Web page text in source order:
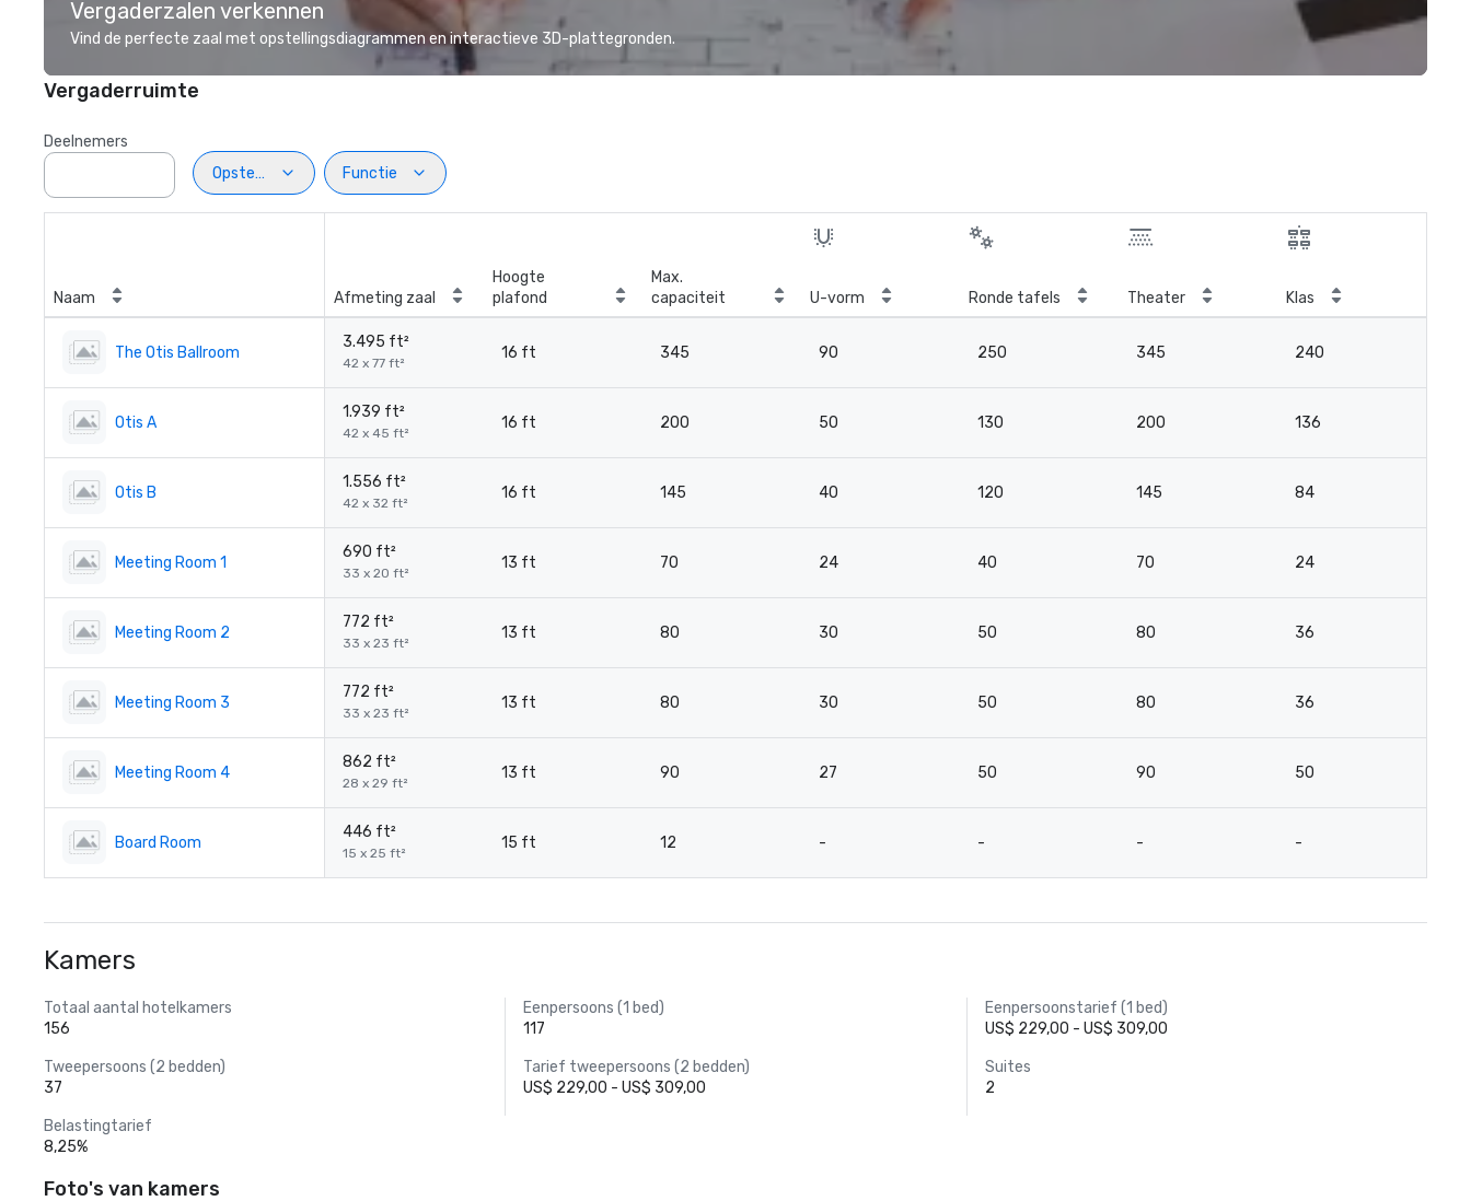
Vergaderzalen verkennen
Vind de perfecte zaal met opstellingsdiagrammen en interactieve 3D-plattegronden.
Vergaderruimte
Deelnemers
Opstelling
Functie
Naam Afmeting zaal
Hoogte
plafond
Max.
capaciteit
U-vorm Ronde tafels Theater Klas
The Otis Ballroom
3.495 ft²
42 x 77 ft²
16 ft 345 90 250 345 240
Otis A
1.939 ft²
42 x 45 ft²
16 ft 200 50 130 200 136
Otis B
1.556 ft²
42 x 32 ft²
16 ft 145 40 120 145 84
Meeting Room 1
690 ft²
33 x 20 ft²
13 ft 70 24 40 70 24
Meeting Room 2
772 ft²
33 x 23 ft²
13 ft 80 30 50 80 36
Meeting Room 3
772 ft²
33 x 23 ft²
13 ft 80 30 50 80 36
Meeting Room 4
862 ft²
28 x 29 ft²
13 ft 90 27 50 90 50
Board Room
446 ft²
15 x 25 ft²
15 ft 12 - - - -
Kamers
Totaal aantal hotelkamers
156
Eenpersoons (1 bed)
117
Eenpersoonstarief (1 bed)
US$ 229,00 - US$ 309,00
Tweepersoons (2 bedden)
37
Tarief tweepersoons (2 bedden)
US$ 229,00 - US$ 309,00
Suites
2
Belastingtarief
8,25%
Foto's van kamers